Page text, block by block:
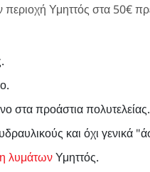
Υμηττός στα 50€
στα προάστια πολυτελείας.
υδραυλικούς και όχι γενικά
λυμάτωνΥμηττός.